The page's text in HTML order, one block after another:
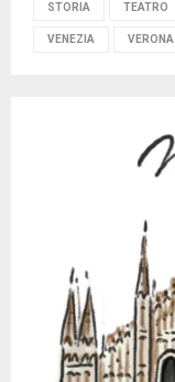
STORIA TEATRO
VENEZIA VERONA